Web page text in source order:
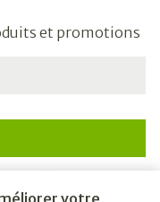
votre
et promotions
confidentialité